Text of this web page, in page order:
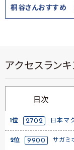
桐谷さんおすすめ
アクセスランキ
日次
1位 2702 日本マ
2位 9900 サガミ